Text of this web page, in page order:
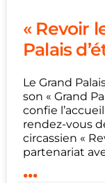
« Revoir
Palais
Le Grand
son « Grand
confie
rendez-vous
circassien «
partenariat
...